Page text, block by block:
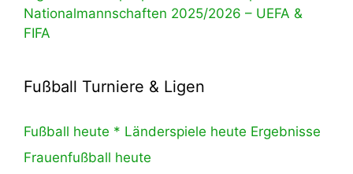
Nationalmannschaften 2025/2026 – UEFA &
FIFA
Fußball Turniere & Ligen
Fußball heute * Länderspiele heute Ergebnisse
Frauenfußball heute